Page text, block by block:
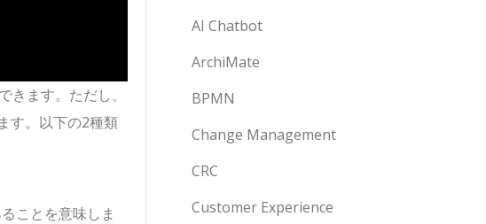
ます。ただし、
す。以下の2種類
ことを意味しま
AI Chatbot
ArchiMate
BPMN
Change Management
CRC
Customer Experience